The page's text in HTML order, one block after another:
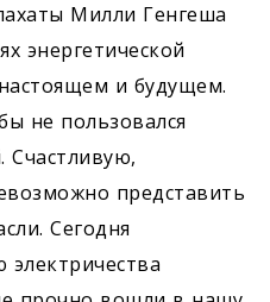
Милли Генгеша
энергетической
и будущем.
не пользовался
Счастливую,
представить
Сегодня